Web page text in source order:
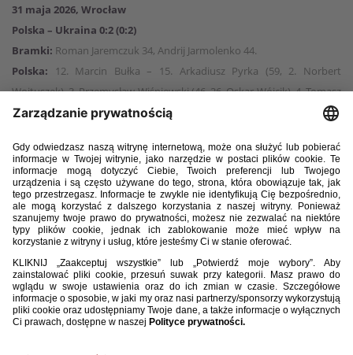
31 maja 2026, Wrocław
Polska – Ukraina 0:2 (0:2)
Bramki: Roman Jaremczuk 34, Andrij Jarmolenko 44.
Polska:
12. Marcin Bułka – 15. Arkadiusz Pyrka (59, 2. Norbert
Wojtuszek), 3. Przemysław Wiśniewski (46, 26. Oskar Wójcik), 4. Tomasz
Kędziora, 14. Jakub Kiwior (74, 25. Kacper Potulski), 21. Nicola Zalewski
16. Jakub Piotrowski (87, 6. Bartosz Slisz), 10. Piotr Zieliński (46, 8.
Bartosz Kapustka), 17. Oskar Pietuszewski (46, 7. Jakub Kamiński) – 9.
Robert Lewandowski (46, 13. Mateusz Żukowski).
Ukraina:12. Anatolij Trubin – 4. Oleksandr Romanczuk (46, 5. Walerij
Bondar), 2. Eduard Sarapij, 22. Mykola Matwijenko, 16. Witalij
Mykolenko – 7. Andrij Jarmolenko (56, 10. Mykola Szaparenko), 18.
Oleh Oczeretko, 14. Jehor Nazaryna (83, 24. Artem Bondarenko), 15.
Wiktor Cyhankow (75, 25. Hennadij Synczuk), 17. Heorhij Sudakow (57,
21. Matwij Ponomarenko) – 9. Roman Jaremczuk (57, 20. Oleksandr